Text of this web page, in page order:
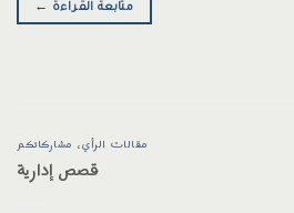
متابعة القراءة ←
مقالات الرأي، مشاركاتكم
قصص إدارية